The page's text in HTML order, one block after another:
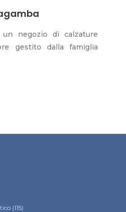
negozio di calzature
gestito dalla famiglia
(115)